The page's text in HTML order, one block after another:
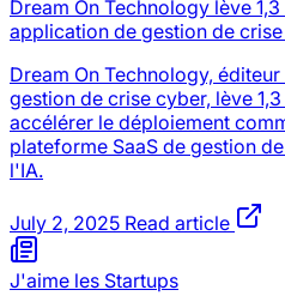
Dream On Technology lève
application de gestion de
Dream On Technology,
gestion de crise cyber, lève
accélérer le déploiement
plateforme SaaS de gestion
l'IA.
July 2, 2025 Read article
J'aime les Startups